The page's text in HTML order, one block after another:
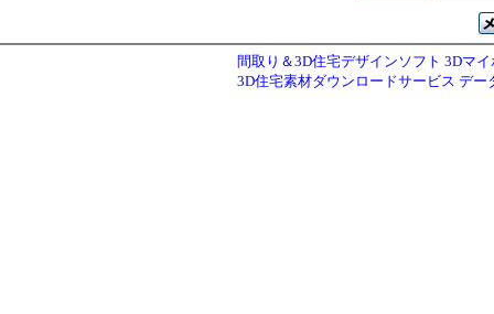
間取り＆3D住宅デザインソフト 3Dマ
3D住宅素材ダウンロードサービス デー